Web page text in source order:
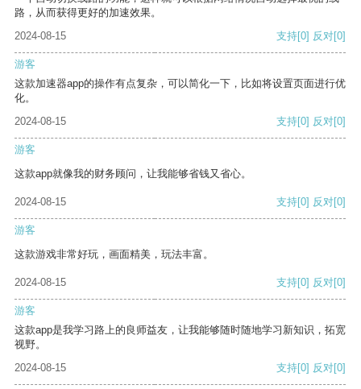
路，从而获得更好的加速效果。
2024-08-15
支持[0] 反对[0]
游客
这款加速器app的操作有点复杂，可以简化一下，比如将设置页面进行优
化。
2024-08-15
支持[0] 反对[0]
游客
这款app就像我的财务顾问，让我能够省钱又省心。
2024-08-15 支持[0] 反对[0]
游客
这款游戏非常好玩，画面精美，玩法丰富。
2024-08-15 支持[0] 反对[0]
游客
这款app是我学习路上的良师益友，让我能够随时随地学习新知识，拓宽
视野。
2024-08-15
支持[0] 反对[0]